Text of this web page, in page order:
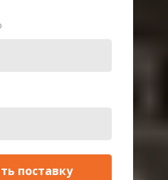
поставку